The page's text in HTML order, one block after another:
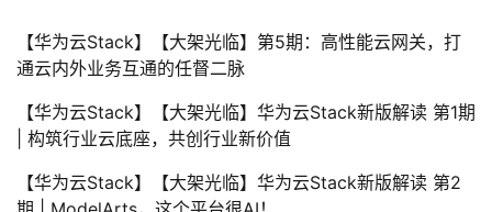
【华为云Stack】【大架光临】第5期：高性能云网关，打
通云内外业务互通的任督二脉
【华为云Stack】【大架光临】华为云Stack新版解读 第1期
| 构筑行业云底座，共创行业新价值
【华为云Stack】【大架光临】华为云Stack新版解读 第2